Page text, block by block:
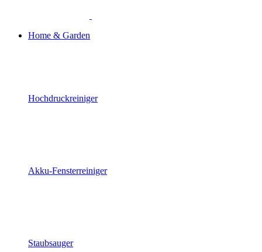
Home & Garden
Hochdruckreiniger
Akku-Fensterreiniger
Staubsauger